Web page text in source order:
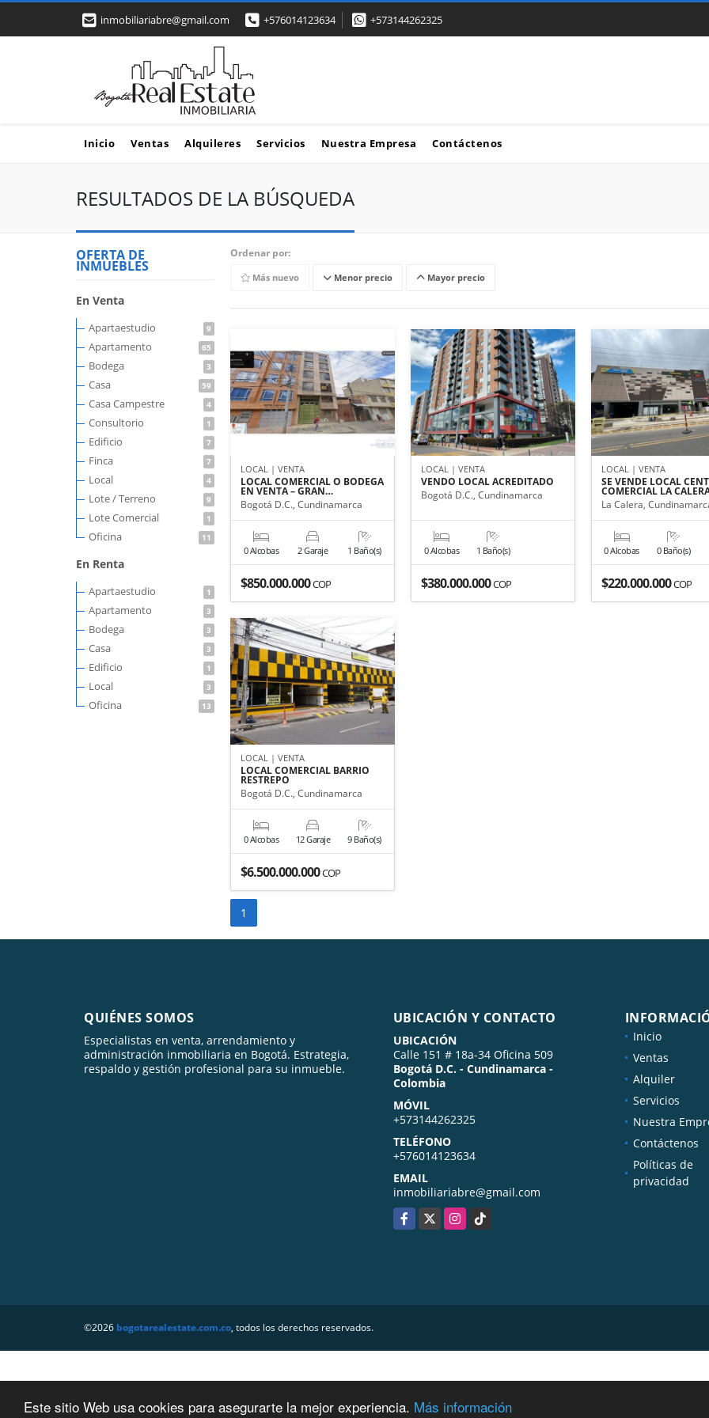
Este sitio Web usa cookies para asegurarte la mejor experiencia. Más información
inmobiliariabre@gmail.com +576014123634 +573144262325
Inicio Ventas Alquileres Servicios Nuestra Empresa Contáctenos
RESULTADOS DE LA BÚSQUEDA
OFERTA DE
INMUEBLES
En Venta
Apartaestudio 9
Apartamento 65
Bodega 3
Casa 59
Casa Campestre 4
Consultorio 1
Edificio 7
Finca 7
Local 4
Lote / Terreno 9
Lote Comercial 1
Oficina 11
En Renta
Apartaestudio 1
Apartamento 3
Bodega 3
Casa 3
Edificio 1
Local 3
Oficina 13
Ordenar por:
Más nuevo Menor precio Mayor precio
LOCAL | VENTA
LOCAL COMERCIAL O BODEGA
EN VENTA – GRAN…
Bogotá D.C., Cundinamarca
0 Alcobas 2 Garaje 1 Baño(s)
$850.000.000COP
LOCAL | VENTA
VENDO LOCAL ACREDITADO
Bogotá D.C., Cundinamarca
0 Alcobas 1 Baño(s)
$380.000.000COP
LOCAL | VENTA
SE VENDE LOCAL
COMERCIAL LA
La Calera,
0 Alcobas 0 Baño(s)
$220.000.000COP
LOCAL | VENTA
LOCAL COMERCIAL BARRIO
RESTREPO
Bogotá D.C., Cundinamarca
0 Alcobas 12 Garaje 9 Baño(s)
$6.500.000.000COP
1
QUIÉNES SOMOS
Especialistas en venta, arrendamiento y
administración inmobiliaria en Bogotá. Estrategia,
respaldo y gestión profesional para su inmueble.
UBICACIÓN Y CONTACTO
UBICACIÓN
Calle 151 # 18a-34 Oficina 509
Bogotá D.C. - Cundinamarca -
Colombia
MÓVIL
+573144262325
TELÉFONO
+576014123634
EMAIL
inmobiliariabre@gmail.com
Facebook
X Instagram
TikTok
Inicio
Ventas
Alquiler
Servicios
Nuestra
Contáctenos
Políticas de
privacidad
©2026 bogotarealestate.com.co, todos los derechos reservados.